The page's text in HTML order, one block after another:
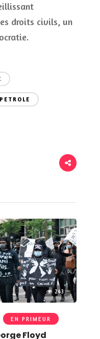
droits civils, un
243
EN PRIMEUR
Floyd